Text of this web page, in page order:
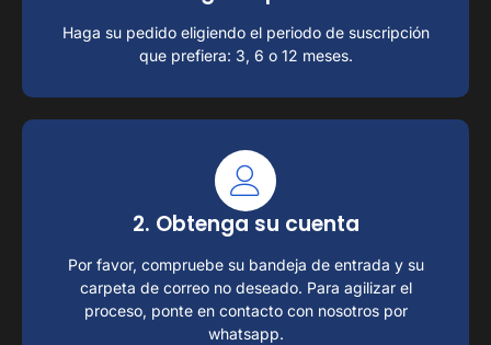
Haga su pedido eligiendo el periodo de suscripción
que prefiera: 3, 6 o 12 meses.
2. Obtenga su cuenta
Por favor, compruebe su bandeja de entrada y su
carpeta de correo no deseado. Para agilizar el
proceso, ponte en contacto con nosotros por
whatsapp.